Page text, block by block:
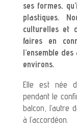
ses formes,
plastiques.
culturelles et
faires en
l’ensemble
environs.
Elle est née
pendant le
balcon, l’autre
à l’accordéon.